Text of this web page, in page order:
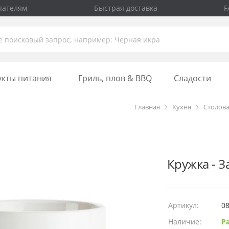
Быстрая доставка
питания Гриль, плов & BBQ Сладости
Главная Кухня
Кружка -
Артикул:
Наличие: